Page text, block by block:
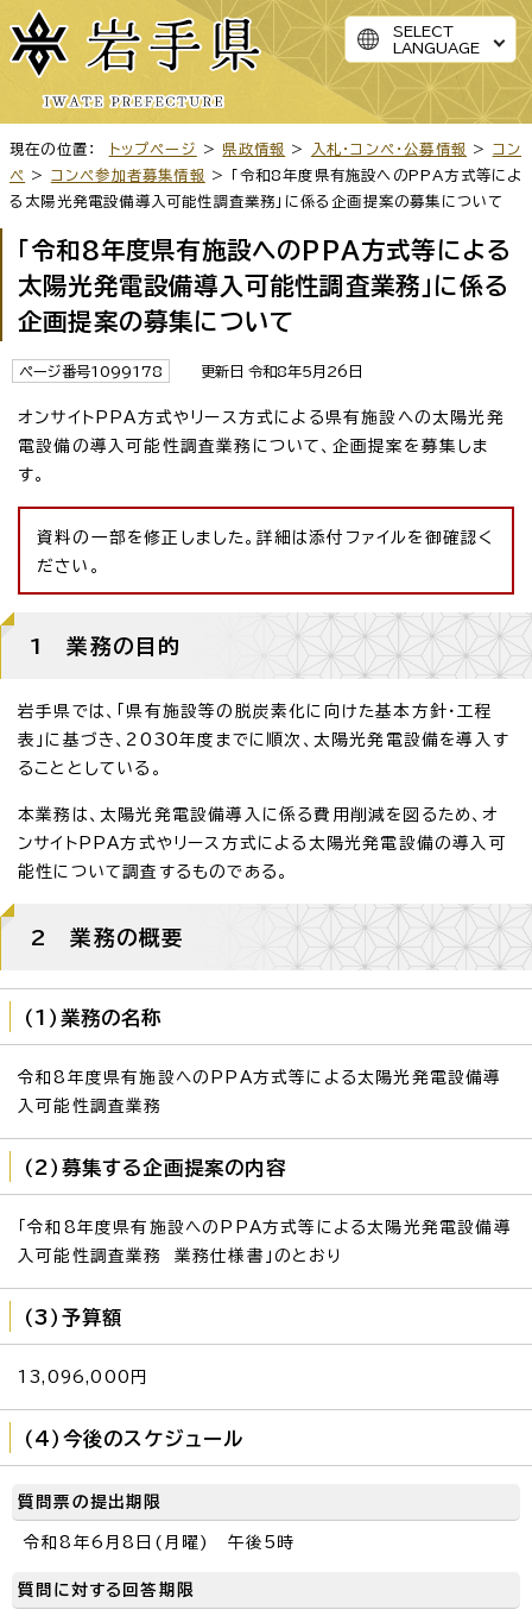
SELECT
LANGUAGE
現在の位置： トップページ > 県政情報 > 入札・コンペ・公募情報 > コン
ペ
> コンペ参加者募集情報 > 「令和8年度県有施設へのPPA方式等によ
る太陽光発電設備導入可能性調査業務」に係る企画提案の募集について
「令和8年度県有施設へのPPA方式等による
太陽光発電設備導入可能性調査業務」に係る
企画提案の募集について
ページ番号1099178 更新日 令和8年5月26日
オンサイトPPA方式やリース方式による県有施設への太陽光発
電設備の導入可能性調査業務について、企画提案を募集しま
す。
資料の一部を修正しました。詳細は添付ファイルを御確認く
ださい。
1 業務の目的
岩手県では、「県有施設等の脱炭素化に向けた基本方針・工程
表」に基づき、2030年度までに順次、太陽光発電設備を導入す
ることとしている。
本業務は、太陽光発電設備導入に係る費用削減を図るため、オ
ンサイトPPA方式やリース方式による太陽光発電設備の導入可
能性について調査するものである。
2 業務の概要
（1）業務の名称
令和8年度県有施設へのPPA方式等による太陽光発電設備導
入可能性調査業務
（2）募集する企画提案の内容
「令和8年度県有施設へのPPA方式等による太陽光発電設備導
入可能性調査業務 業務仕様書」のとおり
（3）予算額
13,096,000円
（4）今後のスケジュール
質問票の提出期限
令和8年6月8日(月曜) 午後5時
質問に対する回答期限